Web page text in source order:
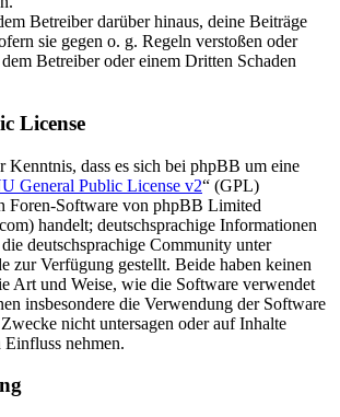
Betreiber darüber hinaus, deine Beiträge
sie gegen o. g. Regeln verstoßen oder
Betreiber oder einem Dritten Schaden
License
Kenntnis, dass es sich bei phpBB um eine
General Public License v2“ (GPL)
Foren-Software von phpBB Limited
handelt; deutschsprachige Informationen
deutschsprachige Community unter
zur Verfügung gestellt. Beide haben keinen
Art und Weise, wie die Software verwendet
insbesondere die Verwendung der Software
nicht untersagen oder auf Inhalte
nehmen.